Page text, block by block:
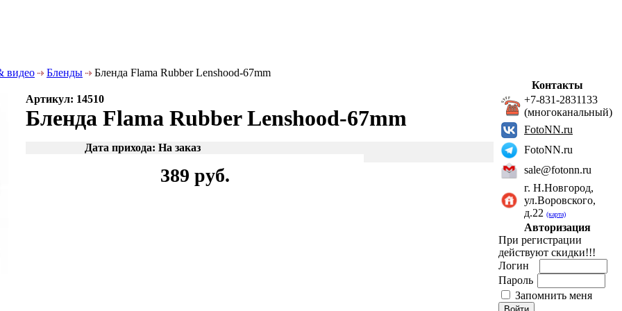
видео Бленды Бленда Flama Rubber Lenshood-67mm
Артикул: 14510
Бленда Flama Rubber Lenshood-67mm
Дата прихода: На заказ
389 руб.
Контакты
+7-831-2831133
(многоканальный)
FotoNN.ru
FotoNN.ru
sale@fotonn.ru
г. Н.Новгород,
ул.Воровского,
д.22 (карта)
Авторизация
При регистрации
действуют скидки!!!
Логин
Пароль
Запомнить меня